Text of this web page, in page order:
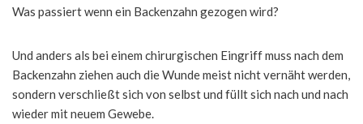
Was passiert wenn ein Backenzahn gezogen wird?
Und anders als bei einem chirurgischen Eingriff muss nach dem
Backenzahn ziehen auch die Wunde meist nicht vernäht werden,
sondern verschließt sich von selbst und füllt sich nach und nach
wieder mit neuem Gewebe.